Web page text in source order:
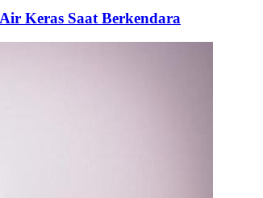
Keras Saat Berkendara